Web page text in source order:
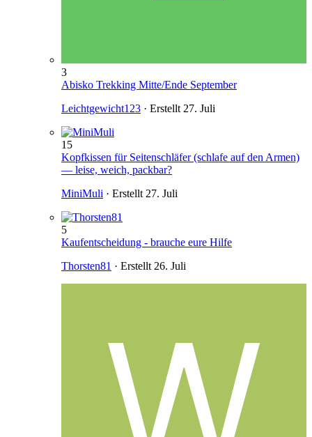
3
Abisko Trekking Mitte/Ende September
Leichtgewicht123 · Erstellt 27. Juli
15
Kopfkissen für Seitenschläfer (schlafe auf den Armen)
— leise, weich, packbar?
MiniMuli · Erstellt 27. Juli
5
Kaufentscheidung - brauche eure Hilfe
Thorsten81 · Erstellt 26. Juli